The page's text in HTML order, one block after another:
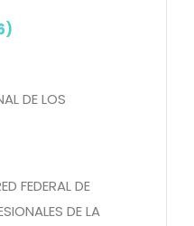
DE LOS
FEDERAL DE
DE LA